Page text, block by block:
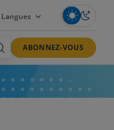
Langues
ABONNEZ-VOUS